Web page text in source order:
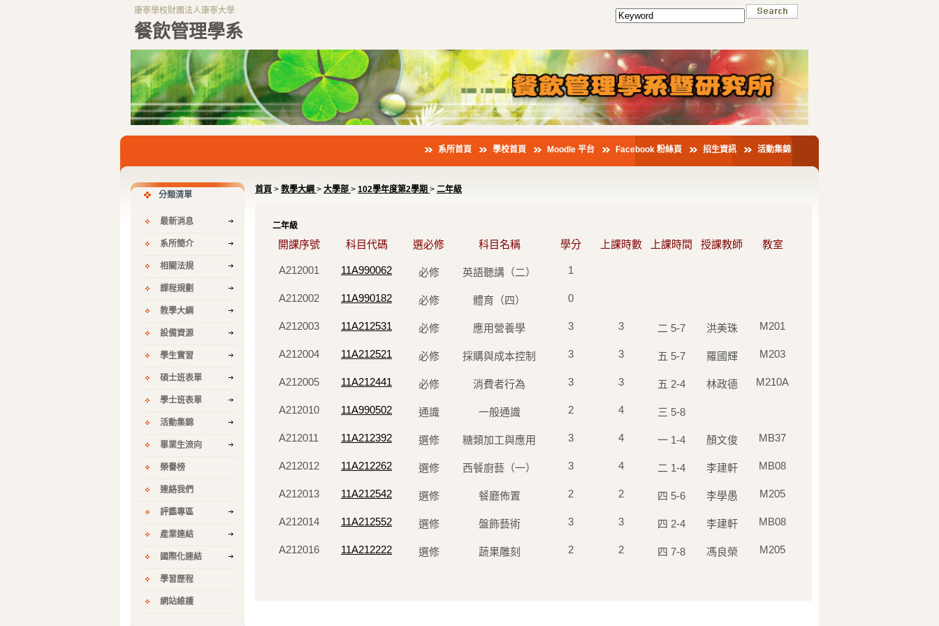
餐飲管理學系
康寧學校財團法人康寧大學
系所首頁 學校首頁 Moodle 平台 Facebook 粉絲頁 招生資訊 活動集錦
分類清單
最新消息
系所簡介
相關法規
課程規劃
教學大綱
設備資源
學生實習
碩士班表單
學士班表單
活動集錦
畢業生流向
榮譽榜
連絡我們
評鑑專區
產業連結
國際化連結
學習歷程
網站維護
首頁 > 教學大綱 > 大學部 > 102學年度第2學期 > 二年級
二年級
開課序號 科目代碼 選必修 科目名稱 學分 上課時數 上課時間 授課教師 教室
A212001 11A990062 必修 英語聽講（二） 1
A212002 11A990182 必修 體育（四） 0
A212003 11A212531 必修 應用營養學 3 3 二 5-7 洪美珠 M201
A212004 11A212521 必修 採購與成本控制 3 3 五 5-7 羅國輝 M203
A212005 11A212441 必修 消費者行為 3 3 五 2-4 林政德 M210A
A212010 11A990502 通識 一般通識 2 4 三 5-8
A212011 11A212392 選修 糖類加工與應用 3 4 一 1-4 顏文俊 MB37
A212012 11A212262 選修 西餐廚藝（一） 3 4 二 1-4 李建軒 MB08
A212013 11A212542 選修 餐廳佈置 2 2 四 5-6 李學愚 M205
A212014 11A212552 選修 盤飾藝術 3 3 四 2-4 李建軒 MB08
A212016 11A212222 選修 蔬果雕刻 2 2 四 7-8 馮良榮 M205